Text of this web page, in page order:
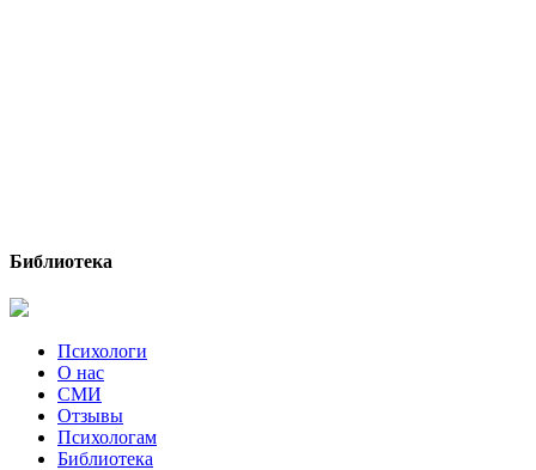
Библиотека
Психологи
О нас
СМИ
Отзывы
Психологам
Библиотека